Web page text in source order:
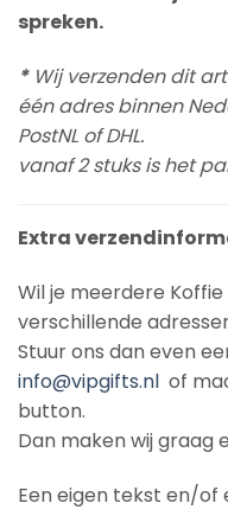
spreken.
* Wij verzenden dit
één adres binnen
PostNL of DHL.
vanaf 2 stuks is het
Extra
Wil je meerdere
verschillende
Stuur ons dan even
info@vipgifts.nl of
button.
Dan maken wij graag
Een eigen tekst en/of